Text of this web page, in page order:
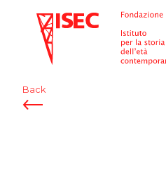
ISEC
Back